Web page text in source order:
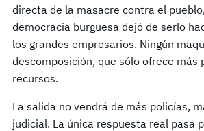
directa de la masacre contra el
democracia burguesa dejó de serlo
los grandes empresarios. Ningún
descomposición, que sólo ofrece más
recursos.
La salida no vendrá de más policías,
judicial. La única respuesta real pasa